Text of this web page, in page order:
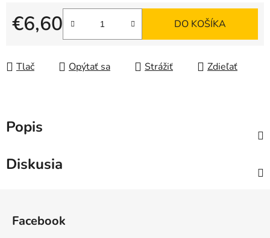
€6,60
Jednotková cena:
DO KOŠÍKA
Tlač Opýtať sa Strážiť Zdieľať
Popis
Diskusia
Facebook